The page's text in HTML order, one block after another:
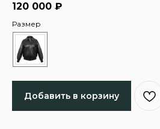
120 000 ₽
Размер
Добавить в корзину